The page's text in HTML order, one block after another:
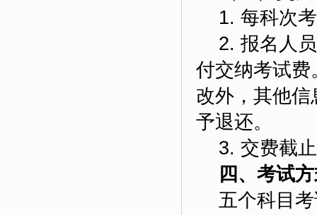
1. 每科次考
2. 报名人员
付交纳考试
改外，其他
予退还。
3. 交费截止
四、考试方
五个科目考